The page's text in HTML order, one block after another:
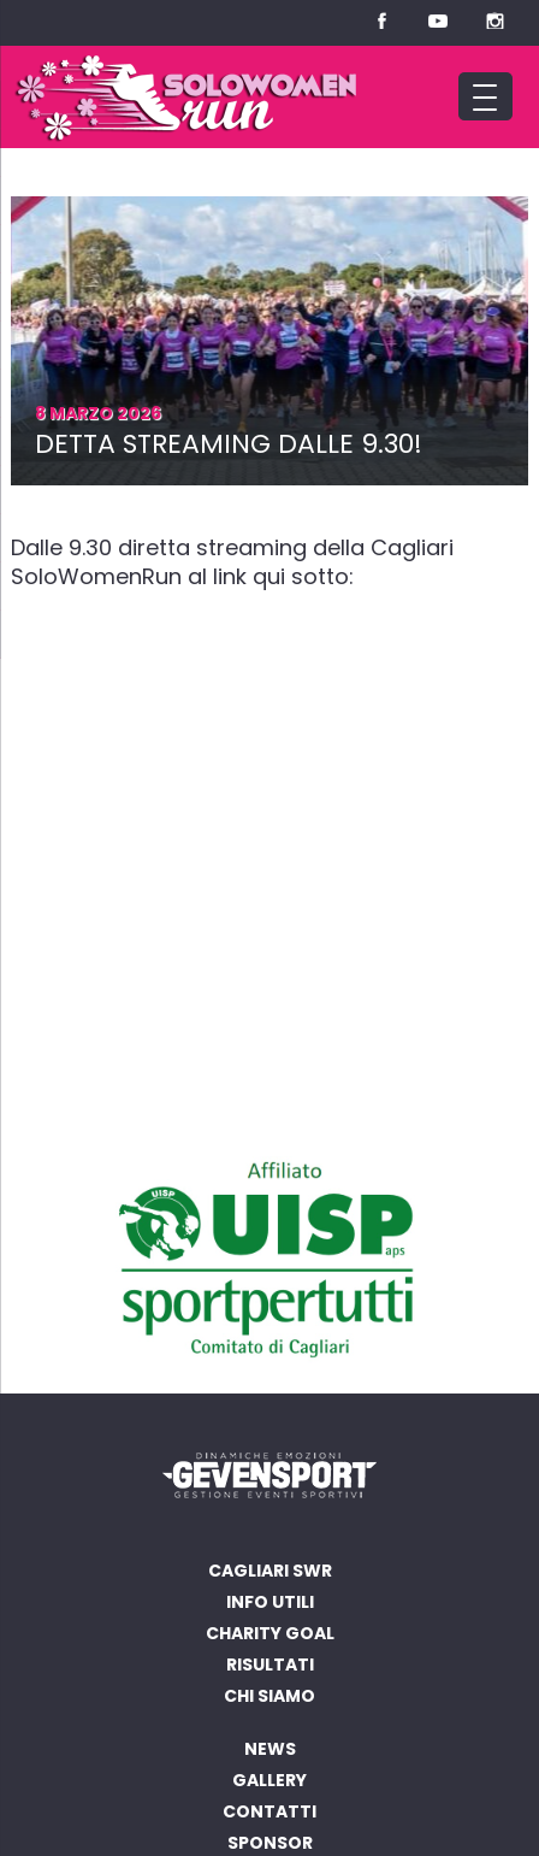
8 MARZO 2026
DETTA STREAMING DALLE 9.30!
Dalle 9.30 diretta streaming della Cagliari
SoloWomenRun al link qui sotto:
CAGLIARI SWR
INFO UTILI
CHARITY GOAL
RISULTATI
CHI SIAMO
NEWS
GALLERY
CONTATTI
SPONSOR